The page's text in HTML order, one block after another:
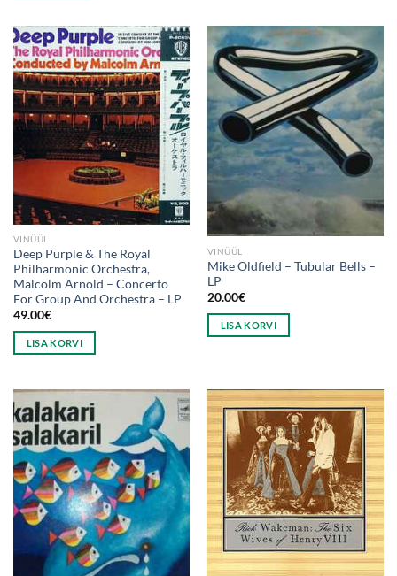
VINÜÜL
Deep Purple & The Royal
Philharmonic Orchestra,
Malcolm Arnold – Concerto
For Group And Orchestra – LP
49.00€
LISA KORVI
VINÜÜL
Mike Oldfield ‎– Tubular Bells –
LP
20.00€
LISA KORVI